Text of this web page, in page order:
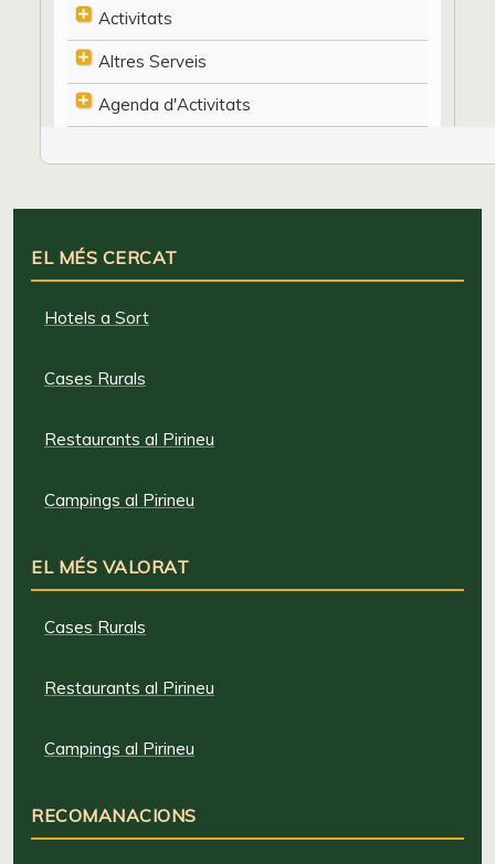
Activitats
Altres Serveis
Agenda d'Activitats
EL MÉS CERCAT
Hotels a Sort
Cases Rurals
Restaurants al Pirineu
Campings al Pirineu
EL MÉS VALORAT
Cases Rurals
Restaurants al Pirineu
Campings al Pirineu
RECOMANACIONS